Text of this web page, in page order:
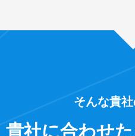
そんな貴
貴社に合わせた